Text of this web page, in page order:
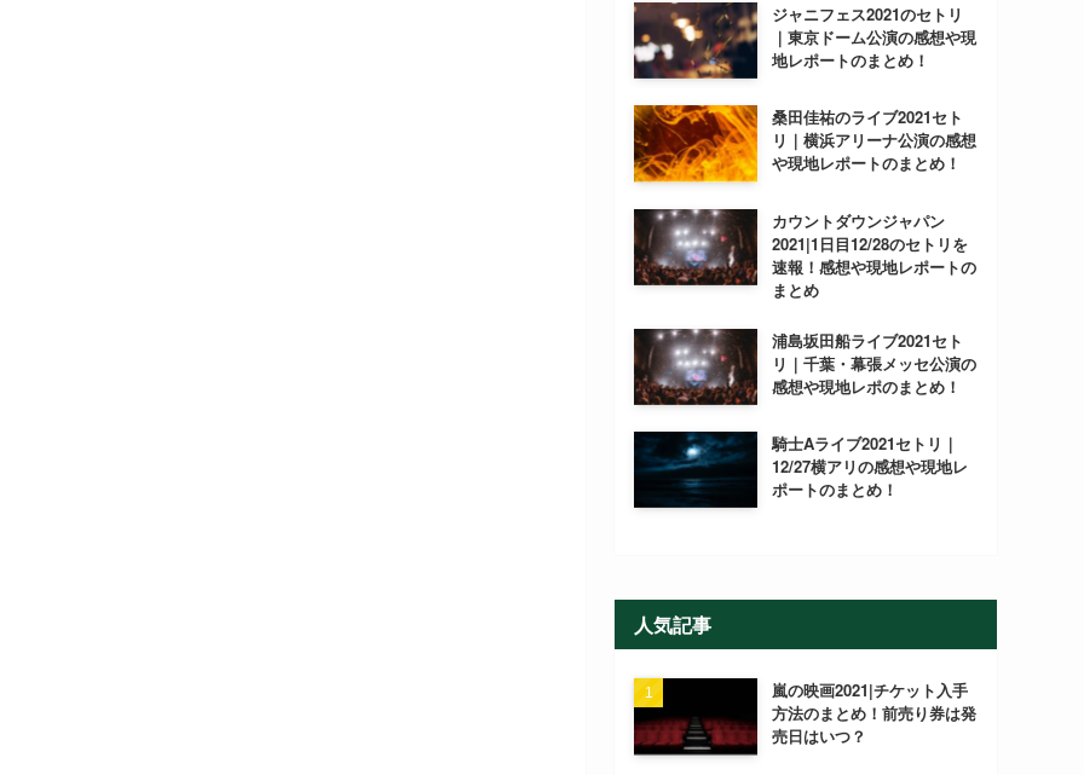
ジャニフェス2021のセトリ
｜東京ドーム公演の感想や現
地レポートのまとめ！
桑田佳祐のライブ2021セト
リ｜横浜アリーナ公演の感想
や現地レポートのまとめ！
カウントダウンジャパン
2021|1日目12/28のセトリを
速報！感想や現地レポートの
まとめ
浦島坂田船ライブ2021セト
リ｜千葉・幕張メッセ公演の
感想や現地レポのまとめ！
騎士Aライブ2021セトリ｜
12/27横アリの感想や現地レ
ポートのまとめ！
人気記事
嵐の映画2021|チケット入手
方法のまとめ！前売り券は発
売日はいつ？